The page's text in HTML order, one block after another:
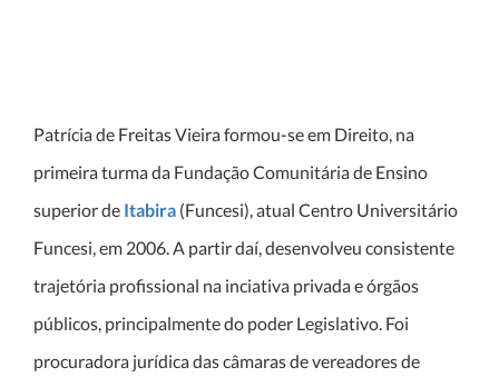
Patrícia de Freitas Vieira formou-se em Direito, na
primeira turma da Fundação Comunitária de Ensino
superior de Itabira (Funcesi), atual Centro Universitário
Funcesi, em 2006. A partir daí, desenvolveu consistente
trajetória profissional na inciativa privada e órgãos
públicos, principalmente do poder Legislativo. Foi
procuradora jurídica das câmaras de vereadores de